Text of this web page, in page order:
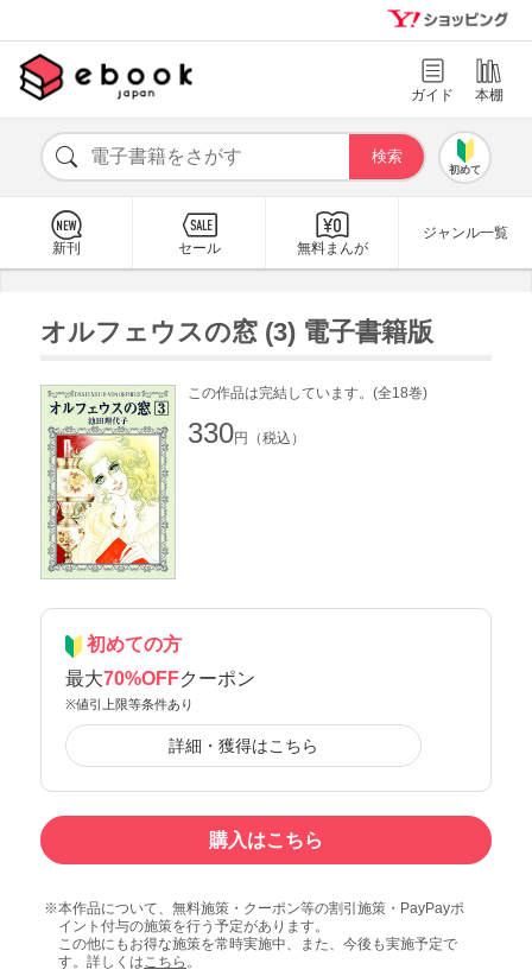
ガイド 本棚
初めて
新刊 セール 無料まんが
ジャンル一覧
オルフェウスの窓 (3) 電子書籍版
この作品は完結しています。(全18巻)
330円（税込）
初めての方
最大70%OFFクーポン
※値引上限等条件あり
詳細・獲得はこちら
購入はこちら
本作品について、無料施策・クーポン等の割引施策・PayPayポ
イント付与の施策を行う予定があります。
この他にもお得な施策を常時実施中、また、今後も実施予定で
す。詳しくは こちら 。